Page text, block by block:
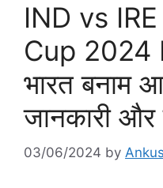
IND vs
Cup 2024
भारत बनाम
जानकारी और
03/06/2024 by